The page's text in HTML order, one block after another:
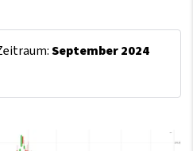
September 2024